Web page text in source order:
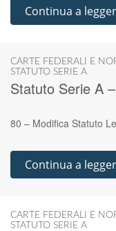
Continua a
CARTE FEDERALI E
STATUTO SERIE A
Statuto Serie A
80 – Modifica Statuto
Continua a
CARTE FEDERALI E
STATUTO SERIE A